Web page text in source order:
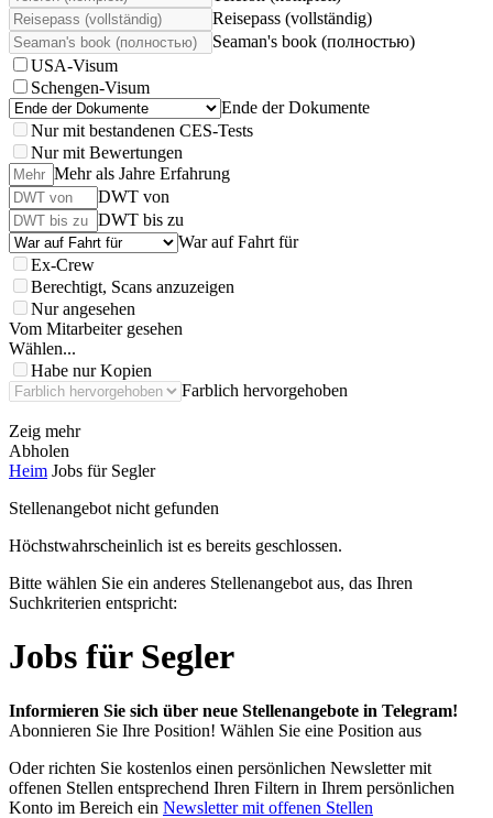
Reisepass (vollständig)
Seaman's book (полностью)
USA-Visum
Schengen-Visum
Ende der Dokumente
Nur mit bestandenen CES-Tests
Nur mit Bewertungen
Mehr als Jahre Erfahrung
DWT von
DWT bis zu
War auf Fahrt für
Ex-Crew
Berechtigt, Scans anzuzeigen
Nur angesehen
Vom Mitarbeiter gesehen
Wählen...
Habe nur Kopien
Farblich hervorgehoben
Zeig mehr
Abholen
Heim Jobs für Segler
Stellenangebot nicht gefunden
Höchstwahrscheinlich ist es bereits geschlossen.
Bitte wählen Sie ein anderes Stellenangebot aus, das Ihren
Suchkriterien entspricht:
Jobs für Segler
Informieren Sie sich über neue Stellenangebote in Telegram!
Abonnieren Sie Ihre Position! Wählen Sie eine Position aus
Oder richten Sie kostenlos einen persönlichen Newsletter mit
offenen Stellen entsprechend Ihren Filtern in Ihrem persönlichen
Konto im Bereich ein Newsletter mit offenen Stellen